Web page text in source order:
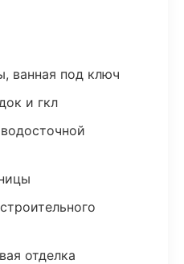
ванная под ключ
и гкл
отделка